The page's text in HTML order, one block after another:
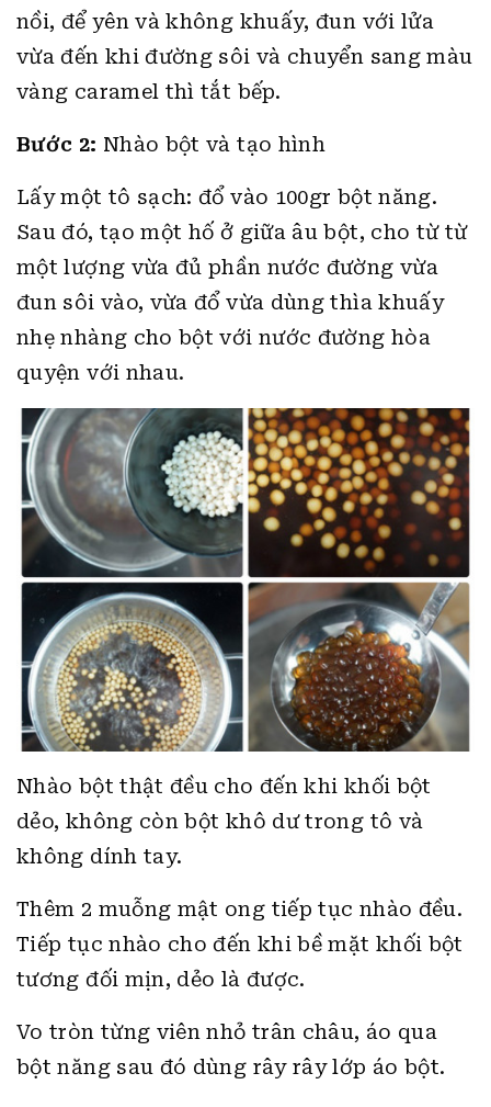
nồi, để yên và không khuấy, đun với lửa
vừa đến khi đường sôi và chuyển sang màu
vàng caramel thì tắt bếp.
Bước 2: Nhào bột và tạo hình
Lấy một tô sạch: đổ vào 100gr bột năng.
Sau đó, tạo một hố ở giữa âu bột, cho từ từ
một lượng vừa đủ phần nước đường vừa
đun sôi vào, vừa đổ vừa dùng thìa khuấy
nhẹ nhàng cho bột với nước đường hòa
quyện với nhau.
Nhào bột thật đều cho đến khi khối bột
dẻo, không còn bột khô dư trong tô và
không dính tay.
Thêm 2 muỗng mật ong tiếp tục nhào đều.
Tiếp tục nhào cho đến khi bề mặt khối bột
tương đối mịn, dẻo là được.
Vo tròn từng viên nhỏ trân châu, áo qua
bột năng sau đó dùng rây rây lớp áo bột.